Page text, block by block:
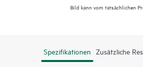
Bild kann vom tatsächlichen
Spezifikationen Zusätzliche